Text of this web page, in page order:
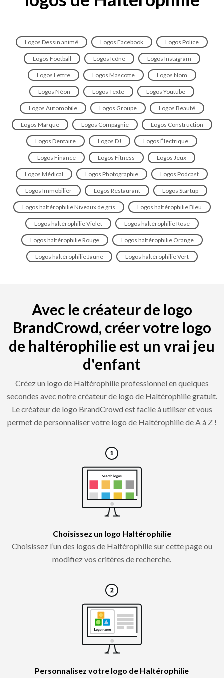
Logos Dessin animé Logos Facebook Logos Police
Logos Football Logos Icône Logos Instagram
Logos Lettre Logos Mascotte Logos Nom
Logos Néon Logos Texte Logos Youtube
Logos Automobile Logos Groupe Logos Beauté
Logos Marque Logos Compagnie Logos Construction
Logos Dentaire Logos DJ Logos Électrique
Logos Finance Logos Fitness Logos Jeux
Logos Médical Logos Photographie Logos Podcast
Logos Immobilier Logos Restaurant Logos Startup
Logos haltérophilie Niveaux de gris Logos haltérophilie Bleu
Logos haltérophilie Violet Logos haltérophilie Rose
Logos haltérophilie Rouge Logos haltérophilie Orange
Logos haltérophilie Jaune Logos haltérophilie Vert
Avec le créateur de logo
BrandCrowd, créer votre logo
de haltérophilie est un vrai jeu
d'enfant
Créez un logo de Haltérophilie professionnel en quelques
secondes avec notre créateur de logo de Haltérophilie gratuit.
Le créateur de logo BrandCrowd est facile à utiliser et vous
permet de personnaliser votre logo de Haltérophilie de A à Z !
Choisissez un logo Haltérophilie
Choisissez l’un des logos de Haltérophilie sur cette page ou
modifiez vos critères de recherche.
Personnalisez votre logo de Haltérophilie